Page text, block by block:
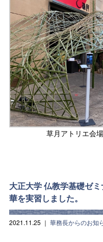
草月アトリエ会
大正大学 仏教学基礎ゼ
華を実習しました。
2021.11.25 ｜ 華務長からのお知